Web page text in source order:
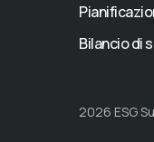
Bilancio di
2026 ESG